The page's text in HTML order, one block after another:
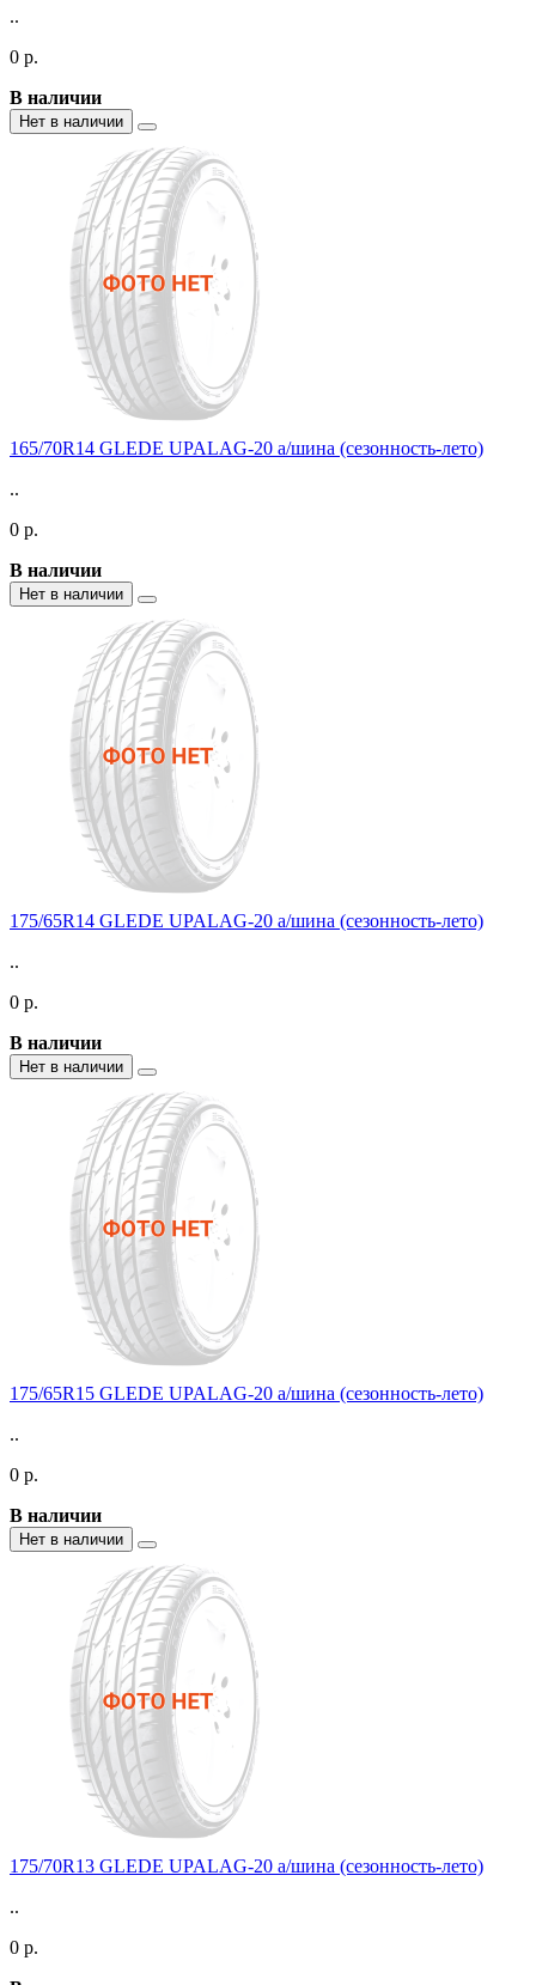
..
0 р.
В наличии
Нет в наличии
165/70R14 GLEDE UPALAG-20 а/шина (сезонность-лето)
..
0 р.
В наличии
Нет в наличии
175/65R14 GLEDE UPALAG-20 а/шина (сезонность-лето)
..
0 р.
В наличии
Нет в наличии
175/65R15 GLEDE UPALAG-20 а/шина (сезонность-лето)
..
0 р.
В наличии
Нет в наличии
175/70R13 GLEDE UPALAG-20 а/шина (сезонность-лето)
..
0 р.